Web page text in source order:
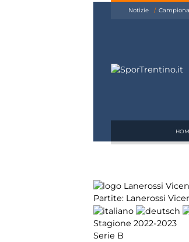
Notizie
Partite: Lanerossi
Stagione 2022-2023
Serie B